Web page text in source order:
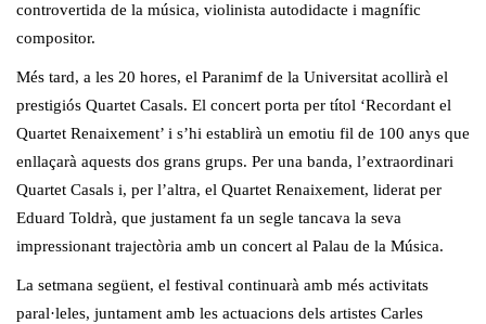
controvertida de la música, violinista autodidacte i magnífic
compositor.
Més tard, a les 20 hores, el Paranimf de la Universitat acollirà el
prestigiós Quartet Casals. El concert porta per títol ‘Recordant el
Quartet Renaixement’ i s’hi establirà un emotiu fil de 100 anys que
enllaçarà aquests dos grans grups. Per una banda, l’extraordinari
Quartet Casals i, per l’altra, el Quartet Renaixement, liderat per
Eduard Toldrà, que justament fa un segle tancava la seva
impressionant trajectòria amb un concert al Palau de la Música.
La setmana següent, el festival continuarà amb més activitats
paral·leles, juntament amb les actuacions dels artistes Carles